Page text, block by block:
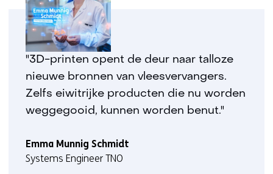
"3D-printen opent de deur naar talloze
nieuwe bronnen van vleesvervangers.
Zelfs eiwitrijke producten die nu worden
weggegooid, kunnen worden benut."
Emma Munnig Schmidt
Systems Engineer TNO